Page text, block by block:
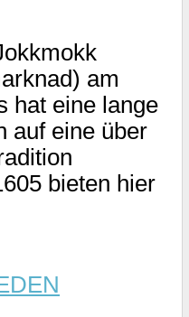
am
hat eine lange
auf eine über
bieten hier